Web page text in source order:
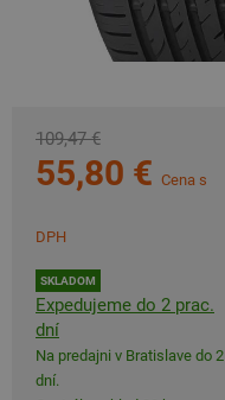
109,47 €
55,80 € Cena s
DPH
SKLADOM
Expedujeme do 2 prac.
dní
Na predajni v Bratislave do 2
dní.